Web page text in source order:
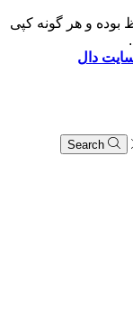
و هر گونه کپی
دال
Search